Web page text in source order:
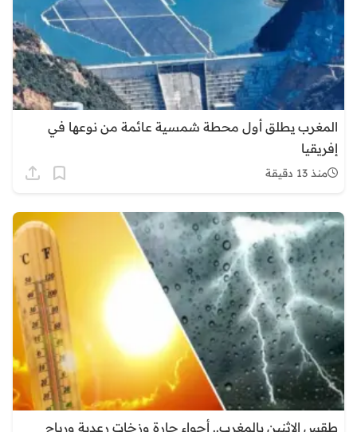
المغرب يطلق أول محطة شمسية عائمة من نوعها في
إفريقيا
منذ 13 دقيقة
طقس الاثنين بالمغرب.. أجواء حارة وزخات رعدية ورياح